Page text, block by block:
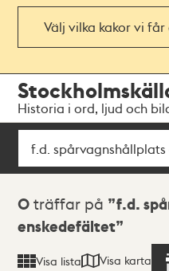
Välj vilka kakor vi
navigationen
huvudinnehållet
Historia i ord, ljud och
Sök
Sökresultat
0 träffar på
f.d.
enskedefältet
Visa lista Visa karta